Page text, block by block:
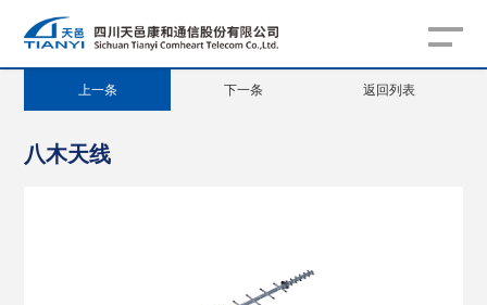
上一条 下一条 返回列表
八木天线